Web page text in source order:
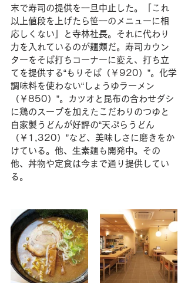
末で寿司の提供を一旦中止した。「これ
以上値段を上げたら笹一のメニューに相
応しくない」と寺林社長。それに代わり
力を入れているのが麺類だ。寿司カウン
ターをそば打ちコーナーに変え、打ち立
てを提供する“もりそば（￥920）”。化学
調味料を使わない“しょうゆラーメン
（￥850）”。カツオと昆布の合わせダシ
に鶏のスープを加えたこだわりのつゆと
自家製うどんが好評の“天ぷらうどん
（￥1,320）”など、美味しさに磨きをか
けている。他、生素麺も開発中。その
他、丼物や定食は今まで通り提供してい
る。